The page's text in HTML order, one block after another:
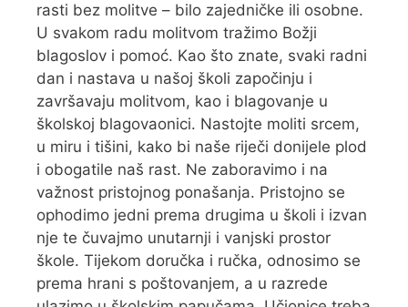
rasti bez molitve – bilo zajedničke ili osobne.
U svakom radu molitvom tražimo Božji
blagoslov i pomoć. Kao što znate, svaki radni
dan i nastava u našoj školi započinju i
završavaju molitvom, kao i blagovanje u
školskoj blagovaonici. Nastojte moliti srcem,
u miru i tišini, kako bi naše riječi donijele plod
i obogatile naš rast. Ne zaboravimo i na
važnost pristojnog ponašanja. Pristojno se
ophodimo jedni prema drugima u školi i izvan
nje te čuvajmo unutarnji i vanjski prostor
škole. Tijekom doručka i ručka, odnosimo se
prema hrani s poštovanjem, a u razrede